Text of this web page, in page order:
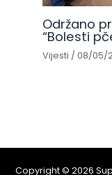
Održano
“Bolesti
Vijesti /08/05/
Copyright © 2026